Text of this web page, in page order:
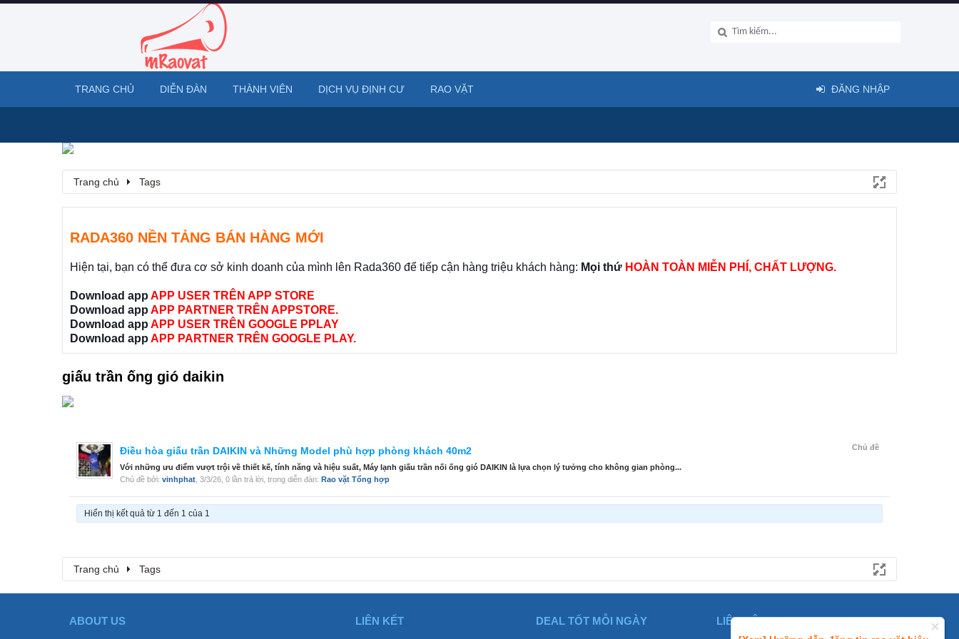
Trang chủ Tags
RADA360 NỀN TẢNG BÁN HÀNG MỚI
Hiện tại, bạn có thể đưa cơ sở kinh doanh của mình lên Rada360 để tiếp cận hàng triệu khách hàng: Mọi thứ HOÀN TOÀN MIỄN PHÍ, CHẤT LƯỢNG.
Download app APP USER TRÊN APP STORE
Download app APP PARTNER TRÊN APPSTORE.
Download app APP USER TRÊN GOOGLE PPLAY
Download app APP PARTNER TRÊN GOOGLE PLAY.
giấu trần ống gió daikin
Chủ đề
Điều hòa giấu trần DAIKIN và Những Model phù hợp phòng khách 40m2
Với những ưu điểm vượt trội về thiết kế, tính năng và hiệu suất, Máy lạnh giấu trần nối ống gió DAIKIN là lựa chọn lý tưởng cho không gian phòng...
Chủ đề bởi: vinhphat 3/3/26 , 0 lần trả lời, trong diễn đàn: Rao vặt Tổng hợp
Hiển thị kết quả từ 1 đến 1 của 1
Trang chủ Tags
TRANG CHỦ DIỄN ĐÀN THÀNH VIÊN DỊCH VỤ ĐỊNH CƯ RAO VẶT ĐĂNG NHẬP
ABOUT US LIÊN KẾT DEAL TỐT MỖI NGÀY LIÊN HỆ